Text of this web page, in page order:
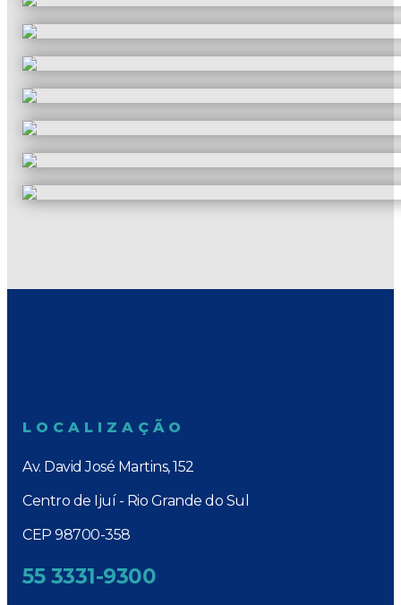
LOCALIZAÇÃO
Av. David José Martins, 152
Centro de Ijuí - Rio Grande do Sul
CEP 98700-358
55 3331-9300